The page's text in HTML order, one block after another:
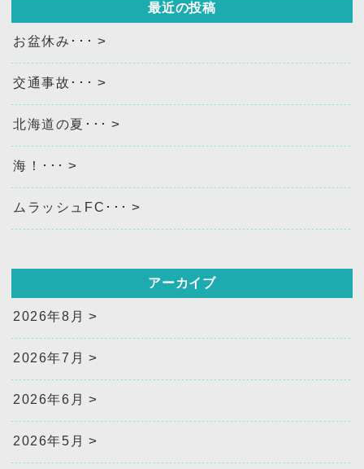
最近の投稿
お盆休み･･･
交通事故･･･
北海道の夏･･･
海！･･･
ムラッシュFC･･･
アーカイブ
2026年8月
2026年7月
2026年6月
2026年5月